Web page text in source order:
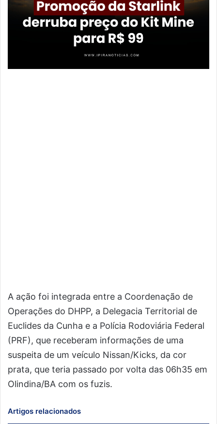
A ação foi integrada entre a Coordenação de
Operações do DHPP, a Delegacia Territorial de
Euclides da Cunha e a Polícia Rodoviária Federal
(PRF), que receberam informações de uma
suspeita de um veículo Nissan/Kicks, da cor
prata, que teria passado por volta das 06h35 em
Olindina/BA com os fuzis.
Artigos relacionados